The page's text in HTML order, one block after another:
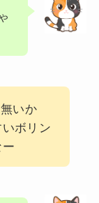
いか
ボリン